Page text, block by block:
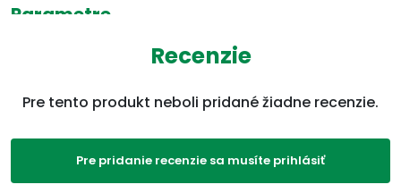
Parametre
4052199287379
SKU: A21929
ADC Klasifikácia:
ZP, ZPA, ZPA03, ZPA03B,
Recenzie
Pre tento produkt neboli pridané žiadne recenzie.
Pre pridanie recenzie sa musíte prihlásiť